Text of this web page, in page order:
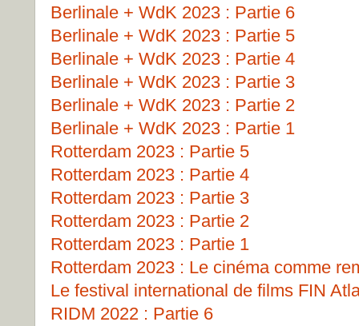
Berlinale + WdK 2023 : Partie 6
Berlinale + WdK 2023 : Partie 5
Berlinale + WdK 2023 : Partie 4
Berlinale + WdK 2023 : Partie 3
Berlinale + WdK 2023 : Partie 2
Berlinale + WdK 2023 : Partie 1
Rotterdam 2023 : Partie 5
Rotterdam 2023 : Partie 4
Rotterdam 2023 : Partie 3
Rotterdam 2023 : Partie 2
Rotterdam 2023 : Partie 1
Rotterdam 2023 : Le cinéma comme
Le festival international de films FIN
RIDM 2022 : Partie 6